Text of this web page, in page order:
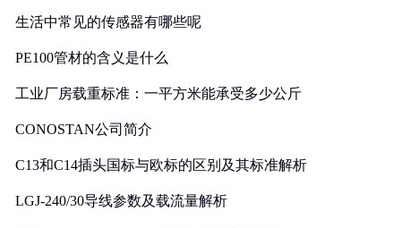
生活中常见的传感器有哪些呢
PE100管材的含义是什么
工业厂房载重标准：一平方米能承受多少公斤
CONOSTAN公司简介
C13和C14插头国标与欧标的区别及其标准解析
LGJ-240/30导线参数及载流量解析